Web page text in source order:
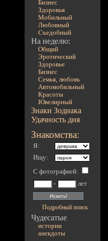
Бизнес
Здоровья
Мобильный
Любовный
Съедобный
На неделю:
Общий
Эротический
Здоровье
Бизнес
Семья, любовь
Автомобильный
Красоты
Ювелирный
Знаки Зодиака
Удачность дня
Знакомства:
Я:
Ищу:
С фотографией:
-
лет
Подробный поиск
Чудесатые
истории
анекдоты